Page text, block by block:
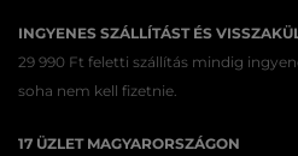
INGYENES SZÁLLÍTÁST ÉS
29 990 Ft feletti szállítás mindig
soha nem kell fizetnie.
17 ÜZLET MAGYARORSZÁGON